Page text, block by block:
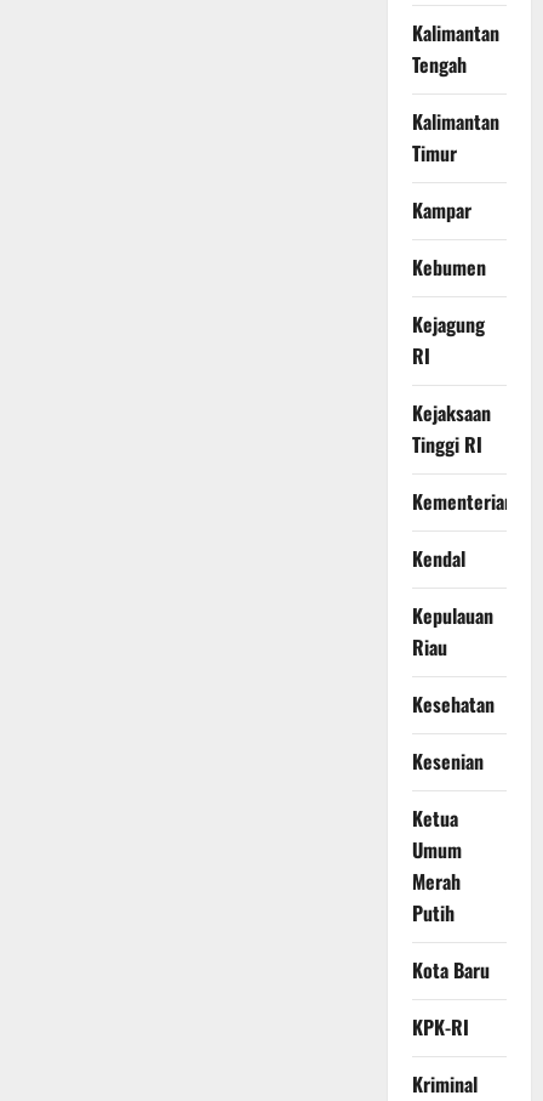
Kalimantan
Tengah
Kalimantan
Timur
Kampar
Kebumen
Kejagung
RI
Kejaksaan
Tinggi RI
Kementerian
Kendal
Kepulauan
Riau
Kesehatan
Kesenian
Ketua
Umum
Merah
Putih
Kota Baru
KPK-RI
Kriminal